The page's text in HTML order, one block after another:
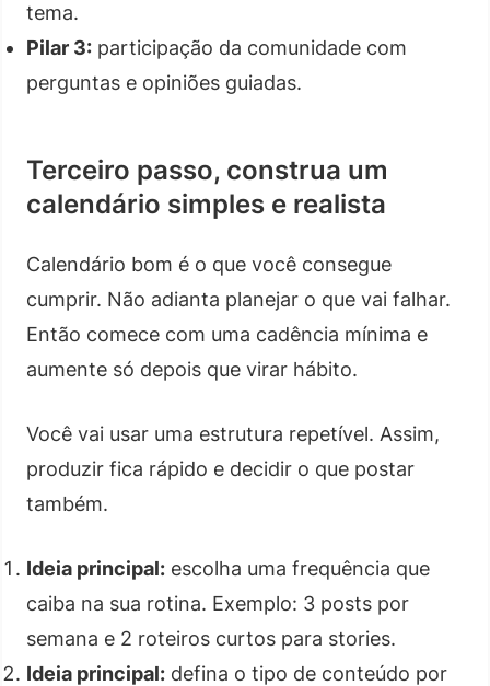
tema.
Pilar 3: participação da comunidade com
perguntas e opiniões guiadas.
Terceiro passo, construa um
calendário simples e realista
Calendário bom é o que você consegue
cumprir. Não adianta planejar o que vai falhar.
Então comece com uma cadência mínima e
aumente só depois que virar hábito.
Você vai usar uma estrutura repetível. Assim,
produzir fica rápido e decidir o que postar
também.
Ideia principal: escolha uma frequência que
caiba na sua rotina. Exemplo: 3 posts por
semana e 2 roteiros curtos para stories.
Ideia principal: defina o tipo de conteúdo por